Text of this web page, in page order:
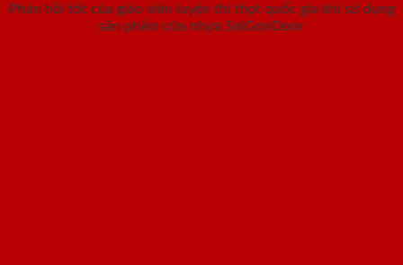
Phản hồi tốt của giáo viên luyện thi thpt quốc gia khi sử dụng
sản phẩm cửa nhựa SaiGonDoor